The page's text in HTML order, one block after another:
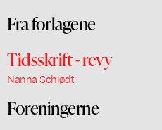
Fra forlagene
Tidsskrift - revy
Nanna Schiødt
Foreningerne